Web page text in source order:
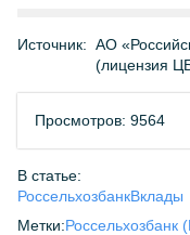
Источник: АО
(лицензия
Просмотров: 9564
В статье:
РоссельхозбанкВклады
Метки:Россельхозбанк